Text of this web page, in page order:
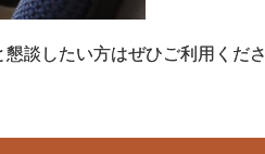
談したい方はぜひご利用くださ